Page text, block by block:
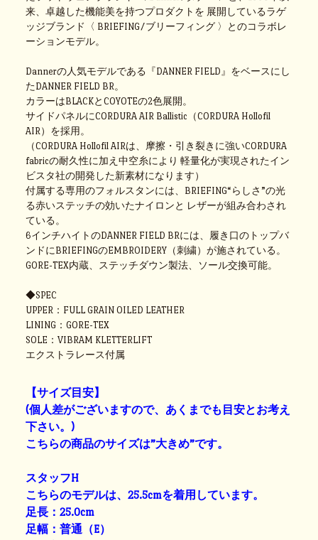
来、卓越した機能美を持つプロダクトを 展開しているラゲ
ッジブランド〈 BRIEFING/ブリーフィング 〉とのコラボレ
ーションモデル。
Dannerの人気モデルである『DANNER FIELD』をベースにし
たDANNER FIELD BR。
カラーはBLACKとCOYOTEの2色展開。
サイドパネルにCORDURA AIR Ballistic（CORDURA Hollofil
AIR）を採用。
（CORDURA Hollofil AIRは、摩擦・引き裂きに強いCORDURA
fabricの耐久性に加え中空糸により 軽量化が実現されたイン
ビスタ社の開発した新素材になります）
付属する専用のフォルスタンには、BRIEFING“らしさ”の光
る赤いステッチの効いたナイロンと レザーが組み合わされ
ている。
6インチハイトのDANNER FIELD BRには、履き口のトップバ
ンドにBRIEFINGのEMBROIDERY（刺繍）が施されている。
GORE-TEX内蔵、ステッチダウン製法、ソール交換可能。
◆SPEC
UPPER：FULL GRAIN OILED LEATHER
LINING：GORE-TEX
SOLE：VIBRAM KLETTERLIFT
エクストラレース付属
【サイズ目安】
(個人差がございますので、あくまでも目安とお考え
下さい。)
こちらの商品のサイズは”大きめ”です。
スタッフH
こちらのモデルは、25.5cmを着用しています。
足長：25.0cm
足幅：普通（E）